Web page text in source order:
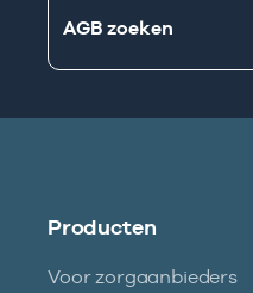
AGB zoeken
Producten
Voor zorgaanbieders